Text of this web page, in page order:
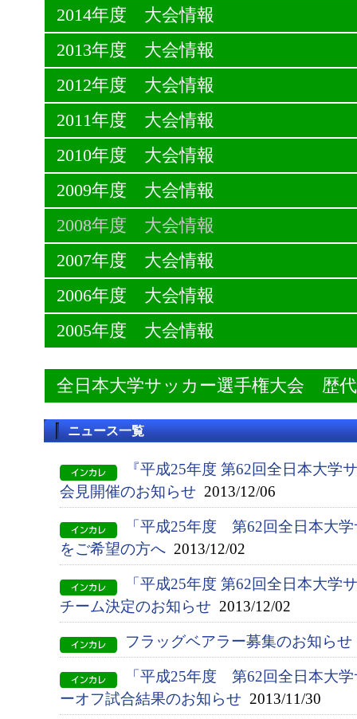
2014年度 大会情報
2013年度 大会情報
2012年度 大会情報
2011年度 大会情報
2010年度 大会情報
2009年度 大会情報
2008年度 大会情報
2007年度 大会情報
2006年度 大会情報
2005年度 大会情報
全日本大学サッカー選手権大会 歴
ニュース一覧
『平成25年度 第62回全日本大学
会見開催のお知らせ 2013/12/06
「平成25年度 第62回全日本大
をご希望の方へ 2013/12/02
「平成25年度 第62回全日本大学
チーム決定のお知らせ 2013/12/02
フラッグベアラー募集のお知らせ
「平成25年度 第62回全日本大
ーオフ試合結果のお知らせ 2013/11/30